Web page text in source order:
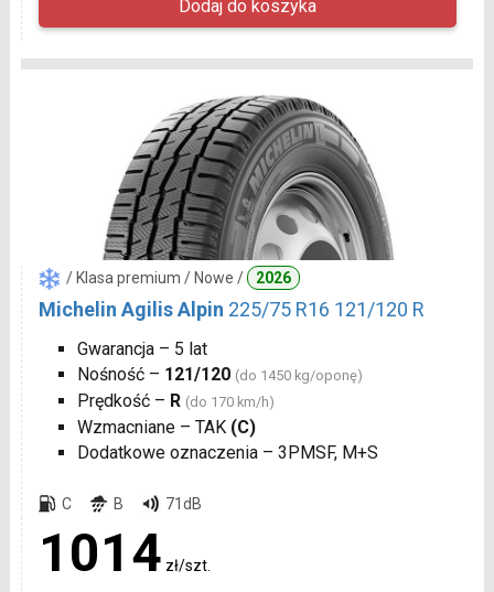
/ Klasa premium / Nowe / 2026
Michelin Agilis Alpin 225/75 R16 121/120 R
Gwarancja – 5 lat
Nośność – 121/120 (do 1450 kg/oponę)
Prędkość – R (do 170 km/h)
Wzmacniane – TAK (C)
Dodatkowe oznaczenia – 3PMSF, M+S
C B 71dB
1014 zł/szt.